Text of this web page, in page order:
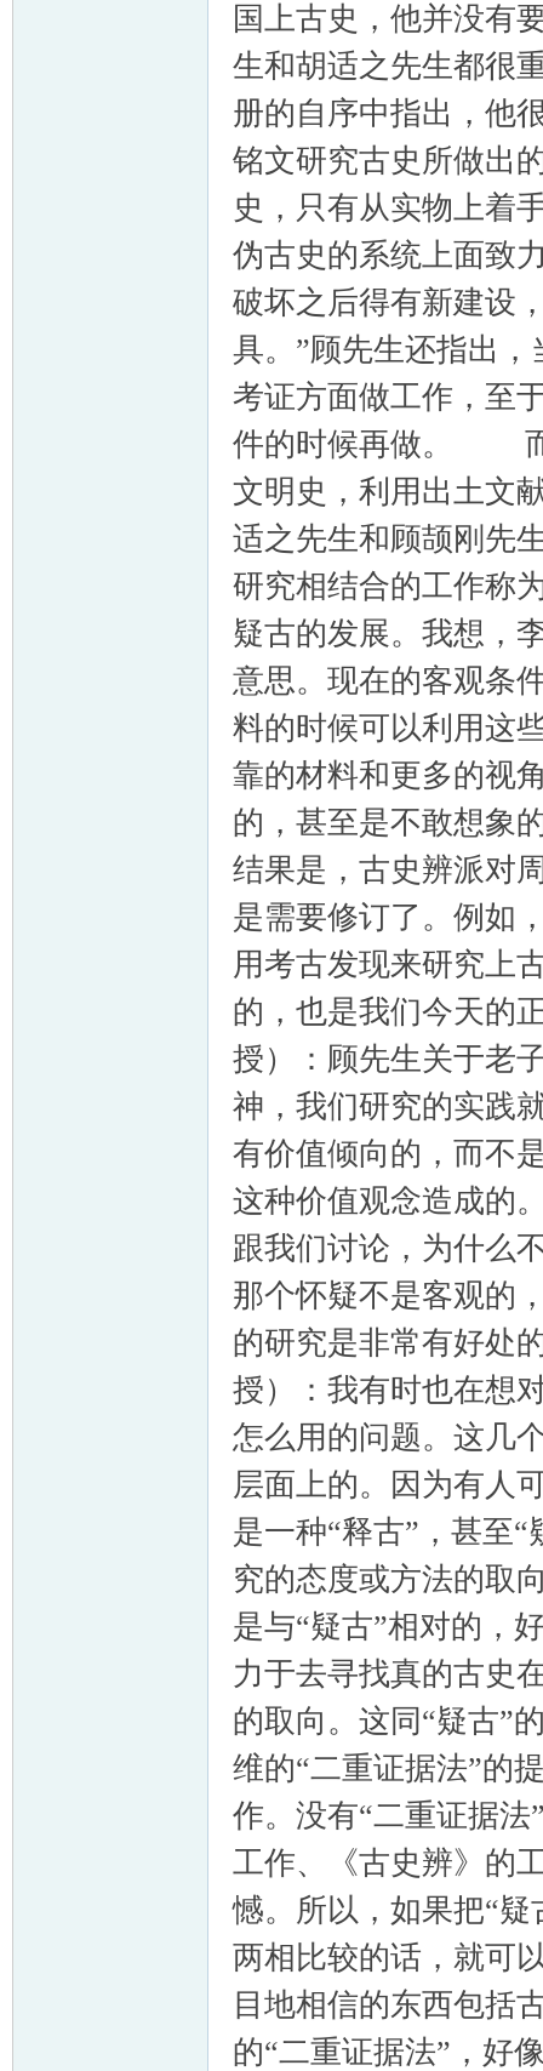
国上古史，他并没有
生和胡适之先生都很
册的自序中指出，他
铭文研究古史所做出
史，只有从实物上着
伪古史的系统上面致
破坏之后得有新建设
具。”顾先生还指出
考证方面做工作，至
件的时候再做。 而
文明史，利用出土文
适之先生和顾颉刚先
研究相结合的工作称
疑古的发展。我想，
意思。现在的客观条
料的时候可以利用这
靠的材料和更多的视
的，甚至是不敢想象
结果是，古史辨派对
是需要修订了。例如
用考古发现来研究上
的，也是我们今天
授）：顾先生关于老
神，我们研究的实践
有价值倾向的，而不
这种价值观念造成的
跟我们讨论，为什么
那个怀疑不是客观的
的研究是非常有好
授）：我有时也在想
怎么用的问题。这几
层面上的。因为有人
是一种“释古”，甚至
究的态度或方法的取
是与“疑古”相对的，
力于去寻找真的古史
的取向。这同“疑古”
维的“二重证据法”的
作。没有“二重证据
工作、《古史辨》的
憾。所以，如果把“
两相比较的话，就可
目地相信的东西包括
的“二重证据法”，好